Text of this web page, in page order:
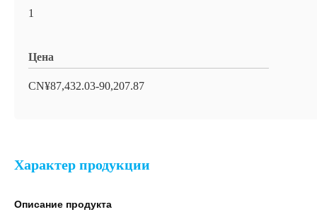
1
Цена
CN¥87,432.03-90,207.87
Характер продукции
Описание продукта